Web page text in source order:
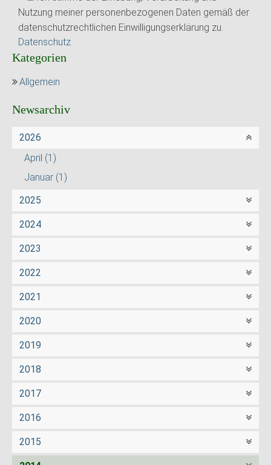
Nutzung meiner personenbezogenen Daten gemäß der
datenschutzrechtlichen Einwilligungserklärung zu.
Datenschutz
Kategorien
Allgemein
Newsarchiv
2026
April (1)
Januar (1)
2025
2024
2023
2022
2021
2020
2019
2018
2017
2016
2015